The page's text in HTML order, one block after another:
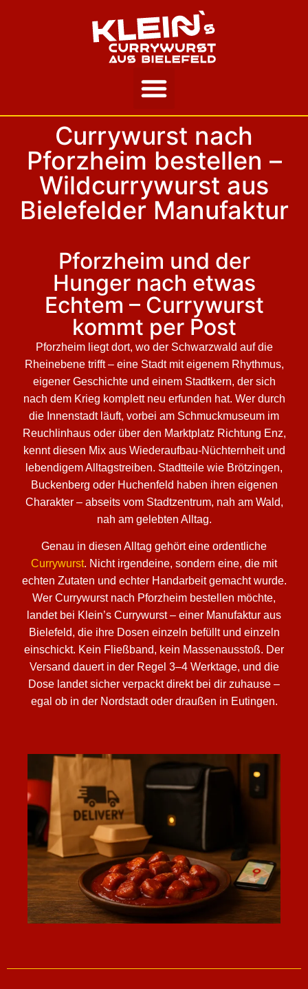
Currywurst nach
Pforzheim bestellen –
Wildcurrywurst aus
Bielefelder Manufaktur
Pforzheim und der
Hunger nach etwas
Echtem – Currywurst
kommt per Post
Pforzheim liegt dort, wo der Schwarzwald auf die
Rheinebene trifft – eine Stadt mit eigenem Rhythmus,
eigener Geschichte und einem Stadtkern, der sich
nach dem Krieg komplett neu erfunden hat. Wer durch
die Innenstadt läuft, vorbei am Schmuckmuseum im
Reuchlinhaus oder über den Marktplatz Richtung Enz,
kennt diesen Mix aus Wiederaufbau-Nüchternheit und
lebendigem Alltagstreiben. Stadtteile wie Brötzingen,
Buckenberg oder Huchenfeld haben ihren eigenen
Charakter – abseits vom Stadtzentrum, nah am Wald,
nah am gelebten Alltag.
Genau in diesen Alltag gehört eine ordentliche
Currywurst. Nicht irgendeine, sondern eine, die mit
echten Zutaten und echter Handarbeit gemacht wurde.
Wer Currywurst nach Pforzheim bestellen möchte,
landet bei Klein’s Currywurst – einer Manufaktur aus
Bielefeld, die ihre Dosen einzeln befüllt und einzeln
einschickt. Kein Fließband, kein Massenausstoß. Der
Versand dauert in der Regel 3–4 Werktage, und die
Dose landet sicher verpackt direkt bei dir zuhause –
egal ob in der Nordstadt oder draußen in Eutingen.